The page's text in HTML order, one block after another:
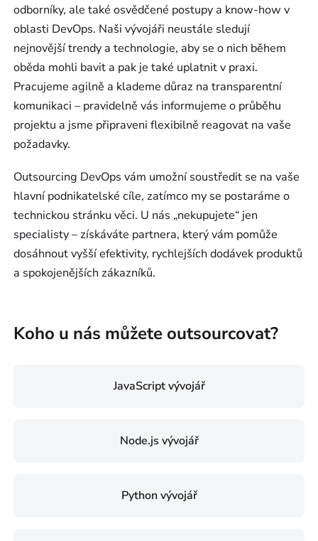
odborníky, ale také osvědčené postupy a know-how v
oblasti DevOps. Naši vývojáři neustále sledují
nejnovější trendy a technologie, aby se o nich během
oběda mohli bavit a pak je také uplatnit v praxi.
Pracujeme agilně a klademe důraz na transparentní
komunikaci – pravidelně vás informujeme o průběhu
projektu a jsme připraveni flexibilně reagovat na vaše
požadavky.
Outsourcing DevOps vám umožní soustředit se na vaše
hlavní podnikatelské cíle, zatímco my se postaráme o
technickou stránku věci. U nás „nekupujete“ jen
specialisty – získáváte partnera, který vám pomůže
dosáhnout vyšší efektivity, rychlejších dodávek produktů
a spokojenějších zákazníků.
Koho u nás můžete outsourcovat?
JavaScript vývojář
Node.js vývojář
Python vývojář